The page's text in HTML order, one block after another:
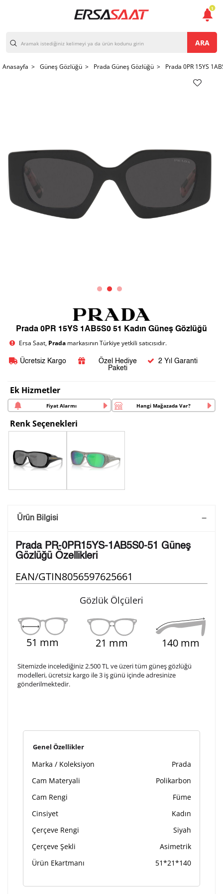
ARA
Anasayfa > Güneş Gözlüğü > Prada Güneş Gözlüğü > Prada 0PR 15YS
Prada 0PR 15YS 1AB5S0 51 Kadın Güneş Gözlüğü
Ersa Saat, Prada markasının Türkiye yetkili satıcısıdır.
Ücretsiz Kargo
Özel Hediye
Paketi
2 Yıl Garanti
Ek Hizmetler
Fiyat Alarmı Hangi Mağazada Var?
Renk Seçenekleri
Saatini Kişiselleştir
arka kapağına gravür tekniği ile formda belirtmiş
olduğunuz şekilde işlenecektir.
2. Satır
10/ 10
Lütfen font seçiniz
sebebi ile 1-2 iş günü uzamaktadır. Gravür İşlemi
tamamlandıktan sonra siparişiniz kargoya verilecektir.
Kişiselleştirilmiş
ürünlerde
Ürün Bilgisi
Prada PR-0PR15YS-1AB5S0-51 Güneş
Gözlüğü Özellikleri
EAN/GTIN8056597625661
Gözlük Ölçüleri
51 mm 21 mm 140 mm
Sitemizde incelediğiniz 2.500 TL ve üzeri tüm güneş gözlüğü
modelleri, ücretsiz kargo ile 3 iş günü içinde adresinize
gönderilmektedir.
Genel Özellikler
Marka / Koleksiyon
Prada
Cam Materyali
Polikarbon
Cam Rengi
Füme
Cinsiyet
Kadın
Çerçeve Rengi
Siyah
Çerçeve Şekli
Asimetrik
Ürün Ekartmanı
51*21*140
1